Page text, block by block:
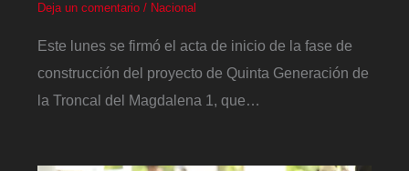
Deja un comentario / Nacional
Este lunes se firmó el acta de inicio de la fase de
construcción del proyecto de Quinta Generación de
la Troncal del Magdalena 1, que…